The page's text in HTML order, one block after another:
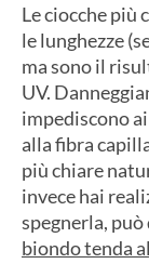
Le ciocche più
le lunghezze
ma sono il
UV.
impediscono
alla fibra
più chiare
invece hai
spegnerla,
biondo tenda